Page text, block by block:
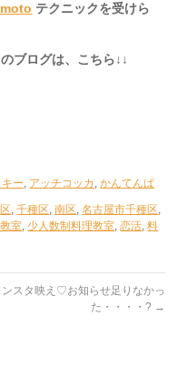
テクニックを受けら
ブログは、こちら↓↓
ー, アッチコッカ ,かんてんぱ
,千種区,南区,名古屋市千種区,
室, 少人数制料理教室,恋活,料
ンスタ映え♡お知らせ足りなかっ
た・・・・? →